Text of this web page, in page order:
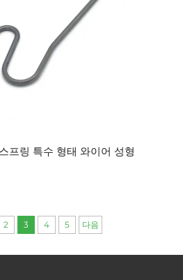
프링 특수 형태 와이어 성형
2 3 4 5 다음